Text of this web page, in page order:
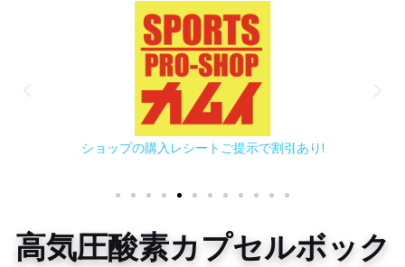
ショップの購入レシートご提示で割引あり!
高気圧酸素カプセルボック